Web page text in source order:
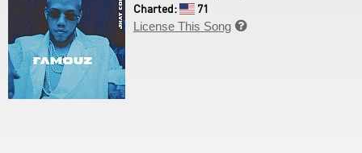
Charted:
71
License This Song 